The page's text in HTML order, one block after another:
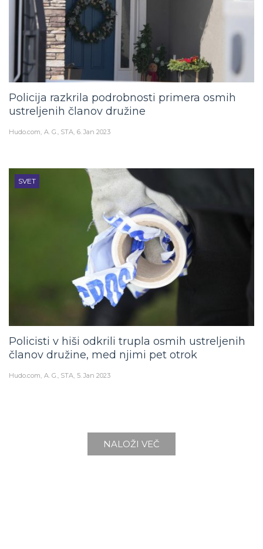
Policija razkrila podrobnosti primera osmih
ustreljenih članov družine
Hudo.com A. G., STA 6. Jan 2023
SVET
Policisti v hiši odkrili trupla osmih ustreljenih
članov družine, med njimi pet otrok
Hudo.com A. G., STA 5. Jan 2023
NALOŽI VEČ